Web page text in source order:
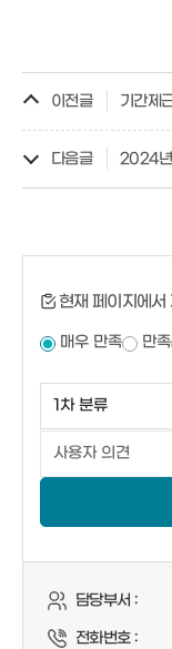
이전글 기간제
다음글
현재 페이지에서
매우 만족 만족
담당부서 :
전화번호 :